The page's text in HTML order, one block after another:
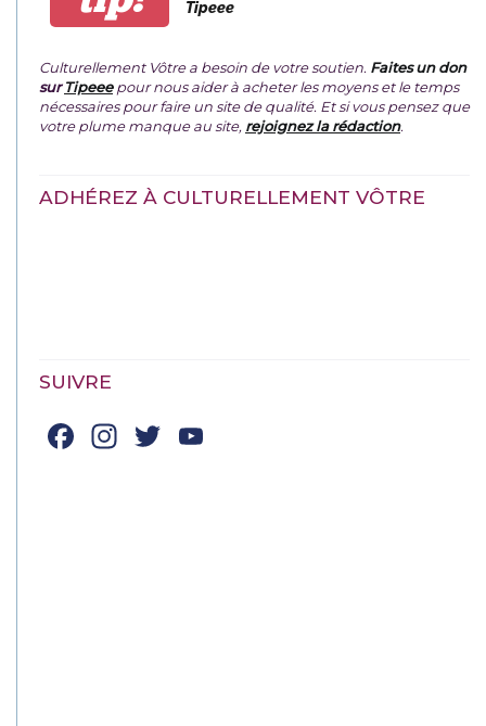
Tipeee
Culturellement Vôtre a besoin de votre soutien. Faites un don
surTipeeepour nous aider à acheter les moyens et le temps
nécessaires pour faire un site de qualité. Et si vous pensez que
votre plume manque au site, rejoignez la rédaction.
ADHÉREZ À CULTURELLEMENT VÔTRE
SUIVRE
Facebook
Instagram
Twitter